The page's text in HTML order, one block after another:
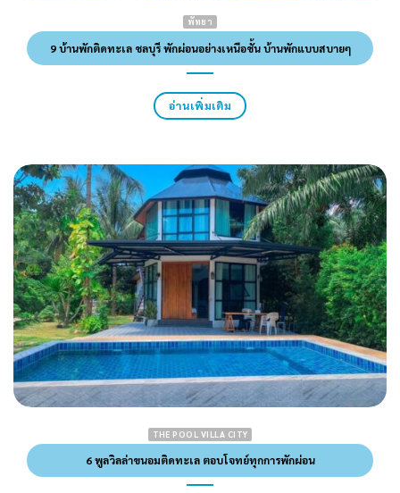
พัทยา
9 บ้านพักติดทะเล ชลบุรี พักผ่อนอย่างเหนือชั้น บ้านพักแบบสบายๆ
อ่านเพิ่มเติม
THE POOL VILLA CITY
6 พูลวิลล่าขนอมติดทะเล ตอบโจทย์ทุกการพักผ่อน